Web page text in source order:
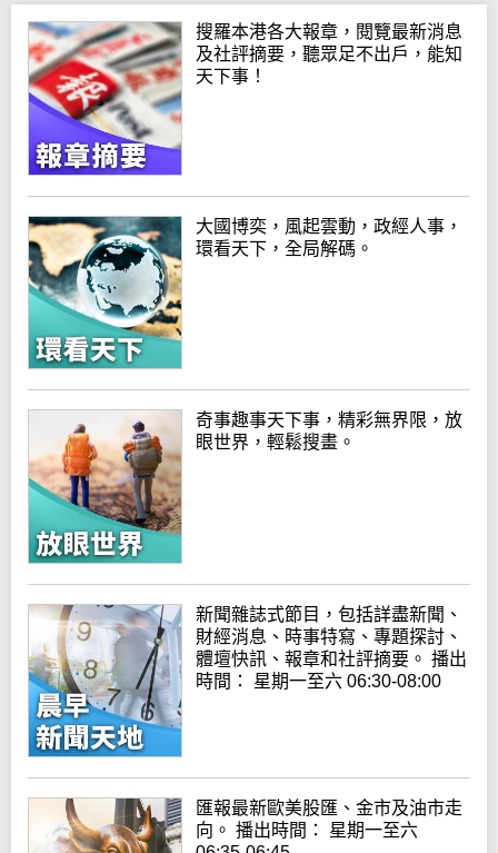
搜羅本港各大報章，閱覽最新消息
及社評摘要，聽眾足不出戶，能知
天下事！
大國博奕，風起雲動，政經人事，
環看天下，全局解碼。
奇事趣事天下事，精彩無界限，放
眼世界，輕鬆搜畫。
新聞雜誌式節目，包括詳盡新聞、
財經消息、時事特寫、專題探討、
體壇快訊、報章和社評摘要。 播出
時間： 星期一至六 06:30-08:00
匯報最新歐美股匯、金市及油市走
向。 播出時間： 星期一至六